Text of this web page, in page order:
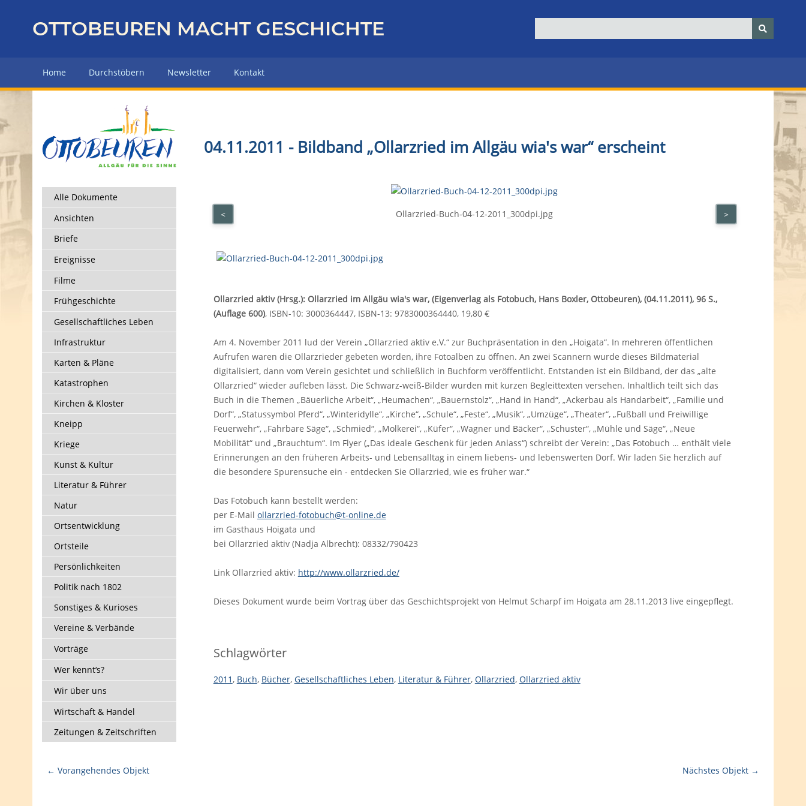
z
r
H
u
p
e
OTTOBEUREN MACHT GESCHICHTE
Home Durchstöbern Newsletter Kontakt
Alle Dokumente
Ansichten
Briefe
Ereignisse
Filme
Frühgeschichte
Gesellschaftliches Leben
Infrastruktur
Karten & Pläne
Katastrophen
Kirchen & Kloster
Kneipp
Kriege
Kunst & Kultur
Literatur & Führer
Natur
Ortsentwicklung
Ortsteile
Persönlichkeiten
Politik nach 1802
Sonstiges & Kurioses
Vereine & Verbände
Vorträge
Wer kennt‘s?
Wir über uns
Wirtschaft & Handel
Zeitungen & Zeitschriften
04.11.2011 - Bildband „Ollarzried im Allgäu wia's war“ erscheint
Ollarzried-Buch-04-12-2011_300dpi.jpg
< >
Ollarzried aktiv (Hrsg.): Ollarzried im Allgäu wia's war, (Eigenverlag als Fotobuch, Hans Boxler, Ottobeuren), (04.11.2011), 96 S.,
(Auflage 600), ISBN-10: 3000364447, ISBN-13: 9783000364440, 19,80 €
Am 4. November 2011 lud der Verein „Ollarzried aktiv e.V.“ zur Buchpräsentation in den „Hoigata“. In mehreren öffentlichen
Aufrufen waren die Ollarzrieder gebeten worden, ihre Fotoalben zu öffnen. An zwei Scannern wurde dieses Bildmaterial
digitalisiert, dann vom Verein gesichtet und schließlich in Buchform veröffentlicht. Entstanden ist ein Bildband, der das „alte
Ollarzried“ wieder aufleben lässt. Die Schwarz-weiß-Bilder wurden mit kurzen Begleittexten versehen. Inhaltlich teilt sich das
Buch in die Themen „Bäuerliche Arbeit“, „Heumachen“, „Bauernstolz“, „Hand in Hand“, „Ackerbau als Handarbeit“, „Familie und
Dorf“, „Statussymbol Pferd“, „Winteridylle“, „Kirche“, „Schule“, „Feste“, „Musik“, „Umzüge“, „Theater“, „Fußball und Freiwillige
Feuerwehr“, „Fahrbare Säge“, „Schmied“, „Molkerei“, „Küfer“, „Wagner und Bäcker“, „Schuster“, „Mühle und Säge“, „Neue
Mobilität“ und „Brauchtum“. Im Flyer („Das ideale Geschenk für jeden Anlass“) schreibt der Verein: „Das Fotobuch … enthält viele
Erinnerungen an den früheren Arbeits- und Lebensalltag in einem liebens- und lebenswerten Dorf. Wir laden Sie herzlich auf
die besondere Spurensuche ein - entdecken Sie Ollarzried, wie es früher war.“
Das Fotobuch kann bestellt werden:
per E-Mail ollarzried-fotobuch@t-online.de
im Gasthaus Hoigata und
bei Ollarzried aktiv (Nadja Albrecht): 08332/790423
Link Ollarzried aktiv: http://www.ollarzried.de/
Dieses Dokument wurde beim Vortrag über das Geschichtsprojekt von Helmut Scharpf im Hoigata am 28.11.2013 live eingepflegt.
Schlagwörter
2011, Buch, Bücher, Gesellschaftliches Leben, Literatur & Führer, Ollarzried, Ollarzried aktiv
← Vorangehendes Objekt Nächstes Objekt →